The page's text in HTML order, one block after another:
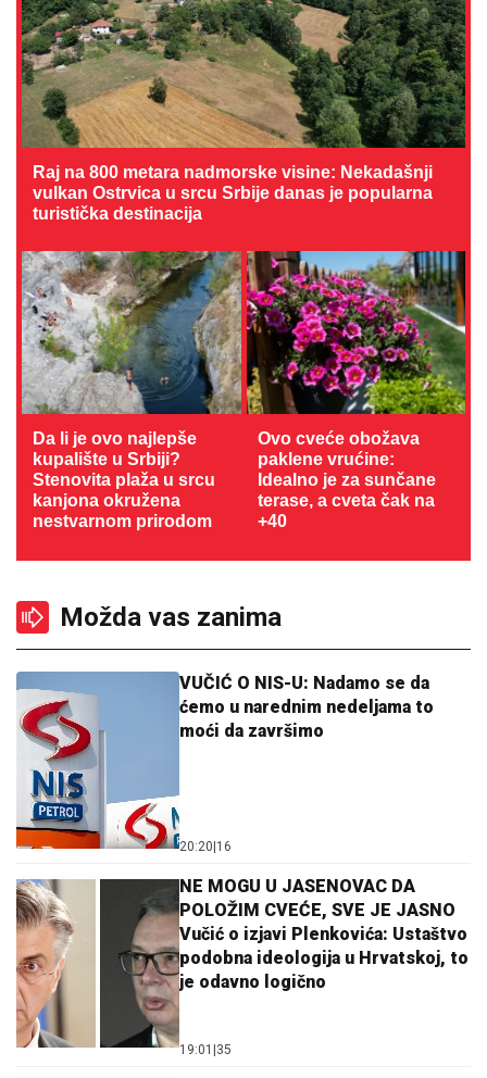
Raj na 800 metara nadmorske visine: Nekadašnji
vulkan Ostrvica u srcu Srbije danas je popularna
turistička destinacija
Da li je ovo najlepše
kupalište u Srbiji?
Stenovita plaža u srcu
kanjona okružena
nestvarnom prirodom
Ovo cveće obožava
paklene vrućine:
Idealno je za sunčane
terase, a cveta čak na
+40
Možda vas zanima
VUČIĆ O NIS-U: Nadamo se da
ćemo u narednim nedeljama to
moći da završimo
20:20 16
NE MOGU U JASENOVAC DA
POLOŽIM CVEĆE, SVE JE JASNO
Vučić o izjavi Plenkovića: Ustaštvo
podobna ideologija u Hrvatskoj, to
je odavno logično
19:01 35